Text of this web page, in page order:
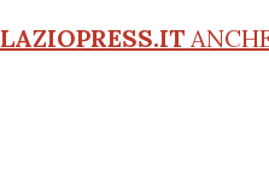
LAZIOPRESS.IT